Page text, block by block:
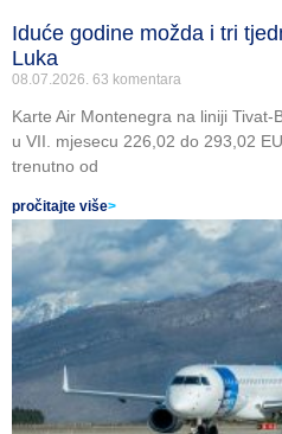
Iduće godine možda i tri
Luka
08.07.2026. 63 komentara
Karte Air Montenegra na liniji
u VII. mjesecu 226,02 do 293,02
trenutno od
pročitajte više>